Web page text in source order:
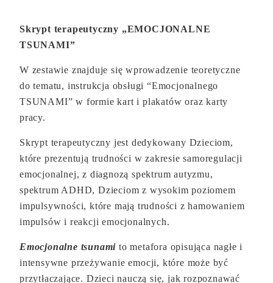
Skrypt terapeutyczny „EMOCJONALNE
TSUNAMI”
W zestawie znajduje się wprowadzenie teoretyczne
do tematu, instrukcja obsługi “Emocjonalnego
TSUNAMI” w formie kart i plakatów oraz karty
pracy.​​
Skrypt terapeutyczny jest dedykowany Dzieciom,
które prezentują trudności w zakresie samoregulacji
emocjonalnej, z diagnozą spektrum autyzmu,
spektrum ADHD, Dzieciom z wysokim poziomem
impulsywności, które mają trudności z hamowaniem
impulsów i reakcji emocjonalnych.
​Emocjonalne tsunami to metafora opisująca nagłe i
intensywne przeżywanie emocji, które może być
przytłaczające. Dzieci nauczą się, jak rozpoznawać